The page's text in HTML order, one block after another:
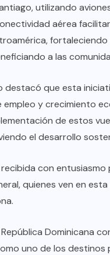
utilizando
aérea
a las
destacó que esta
y crecimiento
de estos
el desarrollo
con
quienes ven en
Dominicana
uno de los destinos
BANCARROTA
ABUSOS Y
JUNIO 24, 2026